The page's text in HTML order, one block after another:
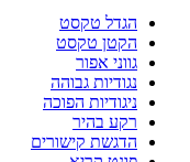
הגדל טקסט
הקטן טקסט
גווני אפור
נגודיות גבוהה
ניגודיות הפוכה
רקע בהיר
הדגשת קישורים